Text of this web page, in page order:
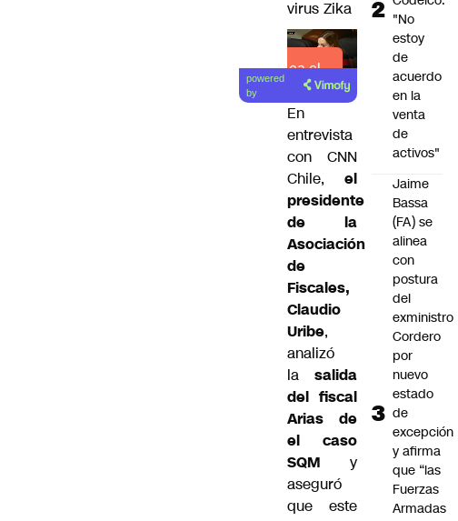
virus Zika
Lea el
artículo
powered
by
En
entrevista
con CNN
Chile, el
presidente
de la
Asociación
de
Fiscales,
Claudio
Uribe,
analizó
lasalida
del fiscal
Arias de
el caso
SQM y
aseguró
que este
"No
estoy
de
acuerdo
en la
venta
de
activos"
Jaime
Bassa
(FA) se
alinea
con
postura
del
exministro
Cordero
por
nuevo
estado
de
excepción
y afirma
que “las
Fuerzas
Armadas